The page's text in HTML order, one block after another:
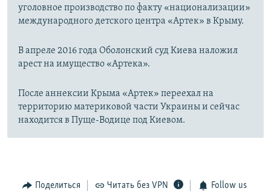
уголовное производство по факту «национализации»
международного детского центра «Артек» в Крыму.
В апреле 2016 года Оболонский суд Киева наложил
арест на имущество «Артека».
После аннексии Крыма «Артек» переехал на
территорию материковой части Украины и сейчас
находится в Пуще-Водице под Киевом.
Поделиться Читать без VPN Follow us